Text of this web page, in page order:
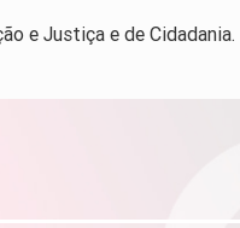
e Justiça e de Cidadania.